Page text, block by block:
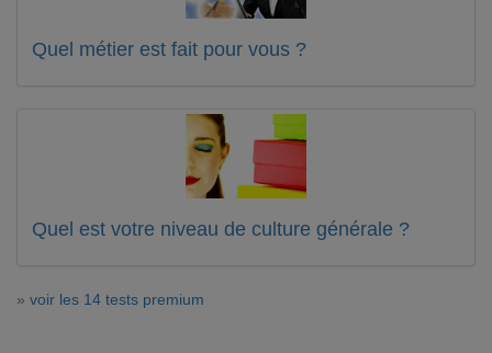
Quel métier est fait pour vous ?
Quel est votre niveau de culture générale ?
» voir les 14 tests premium